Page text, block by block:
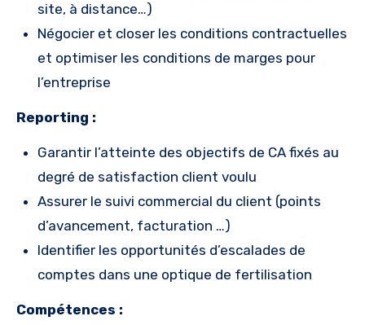
site, à distance…)
Négocier et closer les conditions contractuelles
et optimiser les conditions de marges pour
l’entreprise
Reporting :
Garantir l’atteinte des objectifs de CA fixés au
degré de satisfaction client voulu
Assurer le suivi commercial du client (points
d’avancement, facturation …)
Identifier les opportunités d’escalades de
comptes dans une optique de fertilisation
Compétences :